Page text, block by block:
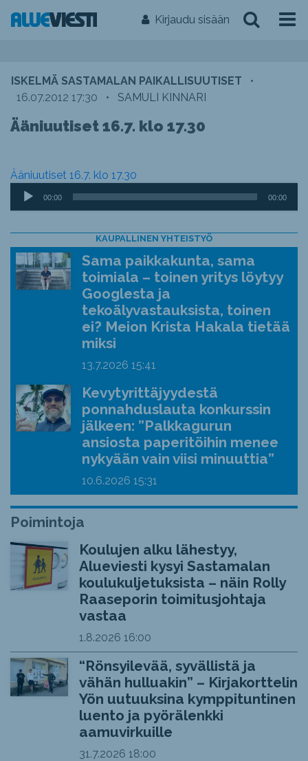
Kirjaudu sisään
ISKELMÄ SASTAMALAN PAIKALLISUUTISET
•
16.07.2012 17:30
• SAMULI KINNARI
Ääniuutiset 16.7. klo 17.30
Ääniuutiset 16.7. klo 17.30
Äänitoistin
00:00 00:00
KAUPALLINEN YHTEISTYÖ
Sama paikkakunta, sama
toimiala – toinen yritys löytyy
Googlesta ja
tekoälyvastauksista, toinen
ei? Meion Krista Hakala tietää
miksi
13.7.2026 15:41
Kevytyrittäjyydestä
ponnahduslauta konkurssin
jälkeen: ”Palkkagurun
ansiosta paperitöihin menee
nykyään vain viisi minuuttia”
10.6.2026 15:31
Poimintoja
Koulujen alku lähestyy,
Alueviesti kysyi Sastamalan
koulukuljetuksista – näin Rolly
Raaseporin toimitusjohtaja
vastaa
1.8.2026 16:00
“Rönsyilevää, syvällistä ja
vähän hulluakin” – Kirjakorttelin
Yön uutuuksina kymppituntinen
luento ja pyörälenkki
aamuvirkuille
31.7.2026 18:00